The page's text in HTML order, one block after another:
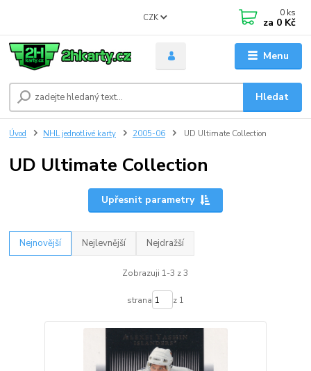
Menu
CZK
Hledat
0 ks
za 0 Kč
Úvod NHL jednotlivé karty 2005-06 UD Ultimate Collection
UD Ultimate Collection
Upřesnit parametry
Nejnovější Nejlevnější Nejdražší
Zobrazuji 1-3 z 3
strana z 1